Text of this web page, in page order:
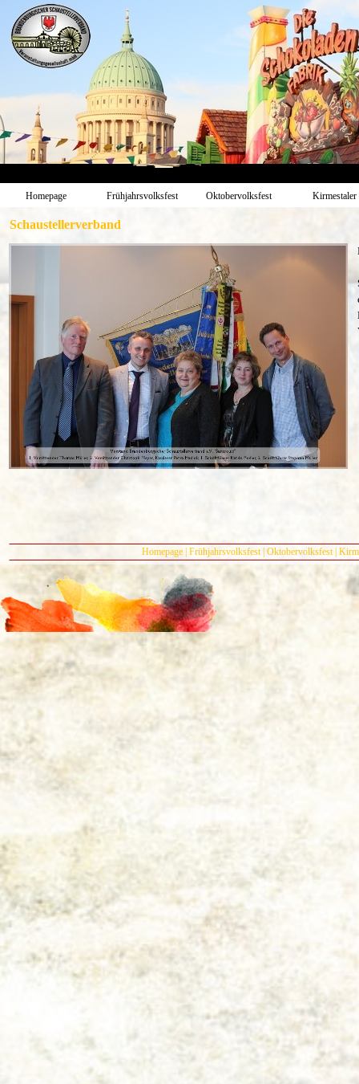
Homepage Frühjahrsvolksfest Oktobervolksfest Kirmestaler
Schaustellerverband
Homepage Frühjahrsvolksfest| Oktobervolksfest|